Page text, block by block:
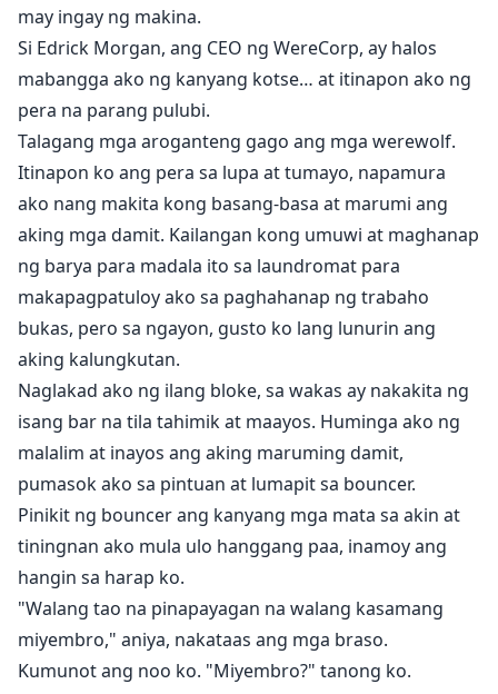
may ingay ng makina.
Si Edrick Morgan, ang CEO ng WereCorp, ay halos
mabangga ako ng kanyang kotse… at itinapon ako ng
pera na parang pulubi.
Talagang mga aroganteng gago ang mga werewolf.
Itinapon ko ang pera sa lupa at tumayo, napamura
ako nang makita kong basang-basa at marumi ang
aking mga damit. Kailangan kong umuwi at maghanap
ng barya para madala ito sa laundromat para
makapagpatuloy ako sa paghahanap ng trabaho
bukas, pero sa ngayon, gusto ko lang lunurin ang
aking kalungkutan.
Naglakad ako ng ilang bloke, sa wakas ay nakakita ng
isang bar na tila tahimik at maayos. Huminga ako ng
malalim at inayos ang aking maruming damit,
pumasok ako sa pintuan at lumapit sa bouncer.
Pinikit ng bouncer ang kanyang mga mata sa akin at
tiningnan ako mula ulo hanggang paa, inamoy ang
hangin sa harap ko.
"Walang tao na pinapayagan na walang kasamang
miyembro," aniya, nakataas ang mga braso.
Kumunot ang noo ko. "Miyembro?" tanong ko.